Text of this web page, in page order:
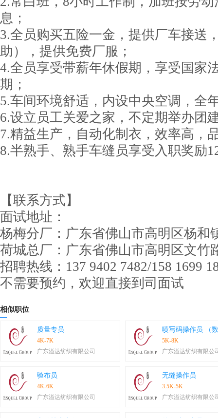
息；
3.全员购买五险一金，提供厂车接送
助），提供免费厂服；
4.全员享受带薪年休假期，享受国家
期；
5.车间环境舒适，内设中央空调，全
6.设立员工关爱之家，不定期举办团
7.精益生产，自动化制衣，效率高，
8.半熟手、熟手车缝员享受入职
【联系方式】
面试地址：
杨梅分厂：广东省佛山市高明区杨和
荷城总厂：广东省佛山市高明区文竹
招聘热线：137 9402 7482/158 1699
不需要预约，欢迎直接到司面试
相似职位
质量专员
4K-7K
广东溢达纺织有限公司
喷写码操作员 （
5K-8K
广东溢达纺织有限公
验布员
4K-6K
广东溢达纺织有限公司
无缝操作员
3.5K-5K
广东溢达纺织有限公